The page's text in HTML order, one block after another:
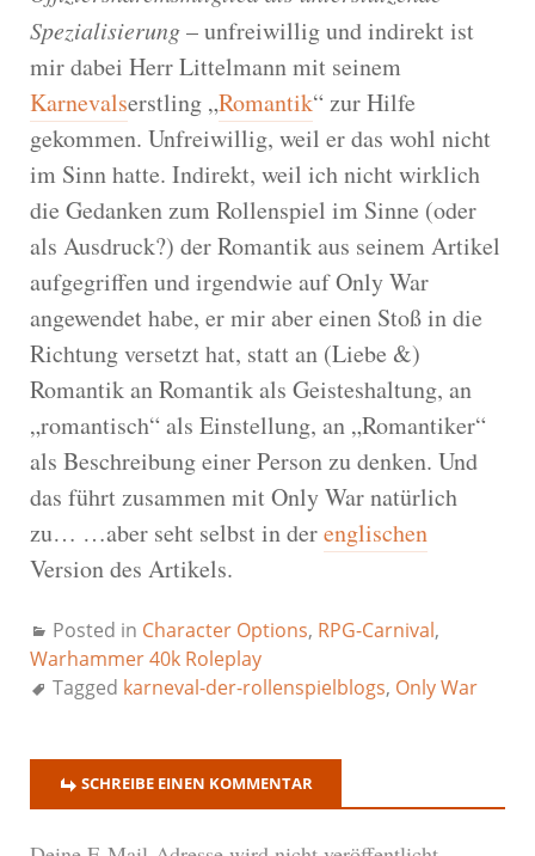
Spezialisierung– unfreiwillig und indirekt ist
mir dabei Herr Littelmann mit seinem
Karnevalserstling „Romantik“ zur Hilfe
gekommen. Unfreiwillig, weil er das wohl nicht
im Sinn hatte. Indirekt, weil ich nicht wirklich
die Gedanken zum Rollenspiel im Sinne (oder
als Ausdruck?) der Romantik aus seinem Artikel
aufgegriffen und irgendwie auf Only War
angewendet habe, er mir aber einen Stoß in die
Richtung versetzt hat, statt an (Liebe &)
Romantik an Romantik als Geisteshaltung, an
„romantisch“ als Einstellung, an „Romantiker“
als Beschreibung einer Person zu denken. Und
das führt zusammen mit Only War natürlich
zu… …aber seht selbst in derenglischen
Version des Artikels.
Posted in Character Options, RPG-Carnival,
Warhammer 40k Roleplay
Tagged karneval-der-rollenspielblogs, Only War
SCHREIBE EINEN KOMMENTAR